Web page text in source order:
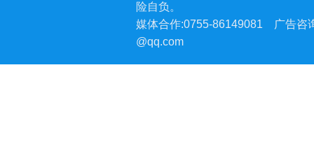
险自负。
媒体合作:0755-86149081
广告咨
@qq.com